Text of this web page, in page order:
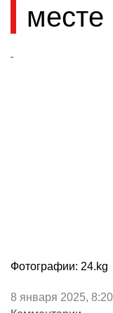
месте
Фотографии: 24.kg
8 января 2025,